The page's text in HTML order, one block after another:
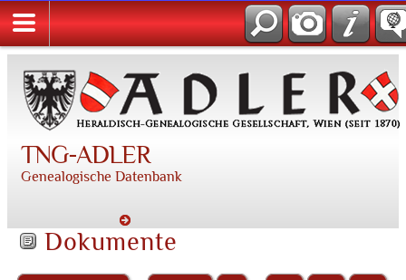
TNG-ADLER
Genealogische Datenbank
Dokumente